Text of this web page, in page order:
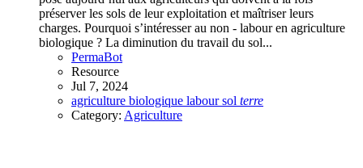
préserver les sols de leur exploitation et maîtriser leurs
charges. Pourquoi s’intéresser au non - labour en agriculture
biologique ? La diminution du travail du sol...
PermaBot
Resource
Jul 7, 2024
agriculture biologique laboursol terre
Category: Agriculture